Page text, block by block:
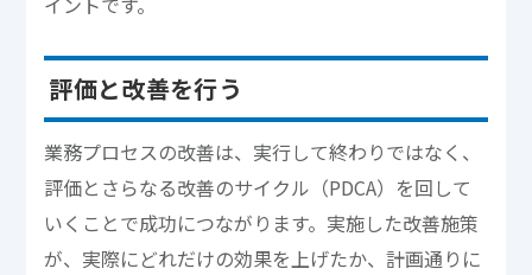
評価と改善を行う
業務プロセスの改善は、実行して終わりではなく、
評価とさらなる改善のサイクル（PDCA）を回して
いくことで成功につながります。実施した改善施策
が、実際にどれだけの効果を上げたか、計画通りに